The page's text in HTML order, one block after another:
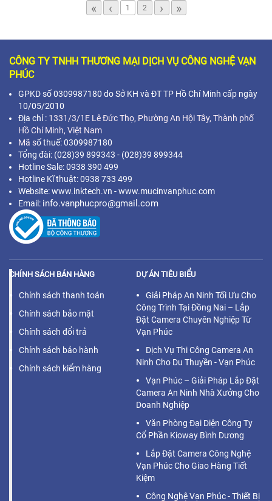
« ‹ 1 2 › »
CÔNG TY TNHH THƯƠNG MẠI DỊCH VỤ CÔNG NGHỆ VẠN
PHÚC
GPKD số 0309987180 do Sở KH và ĐT TP Hồ Chí Minh cấp ngày
10/05/2010
Địa chỉ : 1331/3/1E Lê Đức Thọ, Phường An Hội Tây, Thành phố
Hồ Chí Minh, Việt Nam
Mã số thuế: 0309987180
Tổng đài: (028)39 899343 - (028)39 899344
Hotline Sale: 0938 390 499
Hotline Kĩ thuật: 0938 733 499
Website: www.inktech.vn - www.mucinvanphuc.com
Email: info.vanphucpro@gmail.com
CHÍNH SÁCH BÁN HÀNG
Chính sách thanh toán
Chính sách bảo mật
Chính sách đổi trả
Chính sách bảo hành
Chính sách kiểm hàng
DỰ ÁN TIÊU BIỂU
Giải Pháp An Ninh Tối Ưu Cho
Công Trình Tại Đồng Nai – Lắp
Đặt Camera Chuyên Nghiệp Từ
Vạn Phúc
Dịch Vụ Thi Công Camera An
Ninh Cho Du Thuyền - Vạn Phúc
Vạn Phúc – Giải Pháp Lắp Đặt
Camera An Ninh Nhà Xưởng Cho
Doanh Nghiệp
Văn Phòng Đại Diện Công Ty
Cổ Phần Kioway Bình Dương
Lắp Đặt Camera Công Nghệ
Vạn Phúc Cho Giao Hàng Tiết
Kiệm
Công Nghệ Vạn Phúc - Thiết Bị